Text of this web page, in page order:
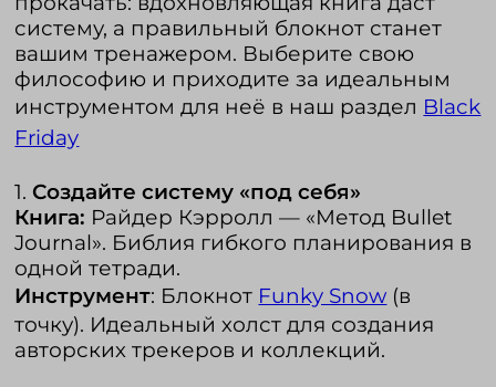
систему, а правильный блокнот станет
вашим тренажером. Выберите свою
философию и приходите за идеальным
инструментом для неё в наш раздел Black
Friday
1. Создайте систему «под себя»
Книга: Райдер Кэрролл — «Метод Bullet
Journal». Библия гибкого планирования в
одной тетради.
Инструмент: Блокнот Funky Snow (в
точку). Идеальный холст для создания
авторских трекеров и коллекций.